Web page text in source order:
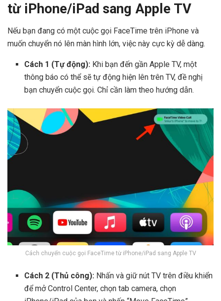
từ iPhone/iPad sang Apple TV
Nếu bạn đang có một cuộc gọi FaceTime trên iPhone và
muốn chuyển nó lên màn hình lớn, việc này cực kỳ dễ dàng.
Cách 1 (Tự động): Khi bạn đến gần Apple TV, một
thông báo có thể sẽ tự động hiện lên trên TV, đề nghị
bạn chuyển cuộc gọi. Chỉ cần làm theo hướng dẫn.
Cách chuyển cuộc gọi FaceTime từ iPhone/iPad sang Apple TV
Cách 2 (Thủ công): Nhấn và giữ nút TV trên điều khiển
để mở Control Center, chọn tab camera, chọn